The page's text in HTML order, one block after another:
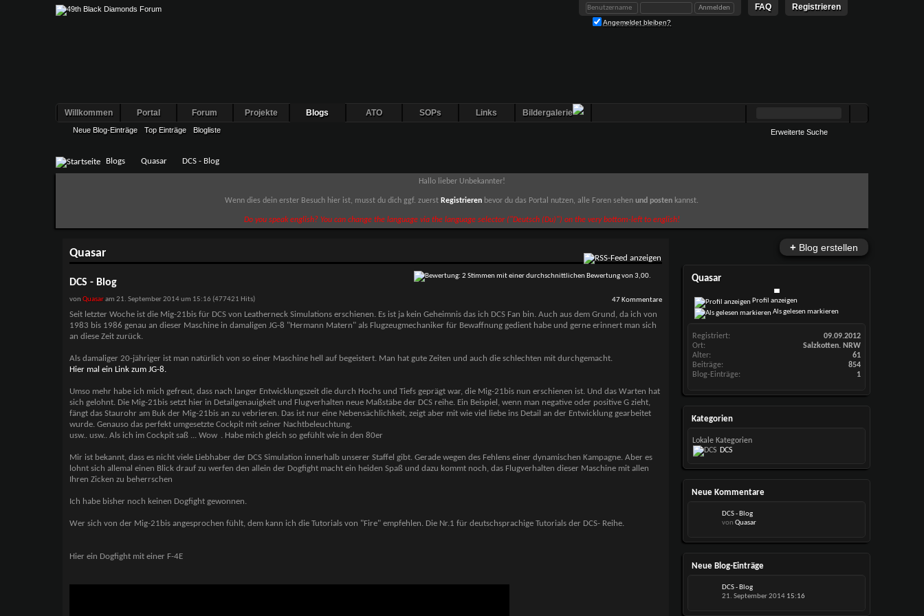
Registrieren
FAQ
Angemeldet bleiben?
Willkommen Portal Forum Projekte Blogs
Neue Blog-Einträge Top Einträge Blogliste
ATO SOPs Links Bildergalerie
Erweiterte Suche
Blogs Quasar DCS - Blog
Hallo lieber Unbekannter!
Wenn dies dein erster Besuch hier ist, musst du dich ggf. zuerst Registrieren bevor du das Portal nutzen, alle Foren sehenund posten kannst.
Do you speak english? You can change the language via the language selector ("Deutsch (Du)") on the very bottom-left to english!
Quasar
DCS - Blog
47 Kommentare
von Quasaram 21. September 2014 um 15:16 (477421 Hits)
Seit letzter Woche ist die Mig-21bis für DCS von Leatherneck Simulations erschienen. Es ist ja kein Geheimnis das ich DCS Fan bin. Auch aus dem Grund, da ich von
1983 bis 1986 genau an dieser Maschine in damaligen JG-8 "Hermann Matern" als Flugzeugmechaniker für Bewaffnung gedient habe und gerne erinnert man sich
an diese Zeit zurück.
Als damaliger 20-jähriger ist man natürlich von so einer Maschine hell auf begeistert. Man hat gute Zeiten und auch die schlechten mit durchgemacht.
Hier mal ein Link zum JG-8.
Umso mehr habe ich mich gefreut, dass nach langer Entwicklungszeit die durch Hochs und Tiefs geprägt war, die Mig-21bis nun erschienen ist. Und das Warten hat
sich gelohnt. Die Mig-21bis setzt hier in Detailgenauigkeit und Flugverhalten neue Maßstäbe der DCS reihe. Ein Beispiel, wenn man negative oder positive G zieht,
fängt das Staurohr am Buk der Mig-21bis an zu vebrieren. Das ist nur eine Nebensächlichkeit, zeigt aber mit wie viel liebe ins Detail an der Entwicklung gearbeitet
wurde. Genauso das perfekt umgesetzte Cockpit mit seiner Nachtbeleuchtung.
usw.. usw.. Als ich im Cockpit saß ... Wow . Habe mich gleich so gefühlt wie in den 80er
Mir ist bekannt, dass es nicht viele Liebhaber der DCS Simulation innerhalb unserer Staffel gibt. Gerade wegen des Fehlens einer dynamischen Kampagne. Aber es
lohnt sich allemal einen Blick drauf zu werfen den allein der Dogfight macht ein heiden Spaß und dazu kommt noch, das Flugverhalten dieser Maschine mit allen
Ihren Zicken zu beherrschen
Ich habe bisher noch keinen Dogfight gewonnen.
Wer sich von der Mig-21bis angesprochen fühlt, dem kann ich die Tutorials von "Fire" empfehlen. Die Nr.1 für deutschsprachige Tutorials der DCS- Reihe.
Hier ein Dogfight mit einer F-4E
+ Blog erstellen
Quasar
Profil anzeigen
Als gelesen markieren
Registriert
09.09.2012
Ort
Salzkotten. NRW
Alter
61
Beiträge
854
Blog-Einträge
1
Kategorien
Lokale Kategorien
DCS
Neue Kommentare
DCS - Blog
vonQuasar
Neue Blog-Einträge
DCS - Blog
21. September 2014 15:16